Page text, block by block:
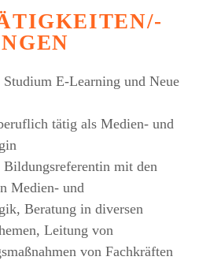
E-Learning und Neue
tätig als Medien- und
Bildungsreferentin mit den
Medien- und
Beratung in diversen
Leitung von
von Fachkräften